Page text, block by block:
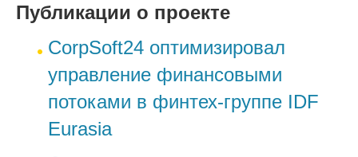
Публикации о проекте
CorpSoft24 оптимизировал
управление финансовыми
потоками в финтех-группе IDF
Eurasia